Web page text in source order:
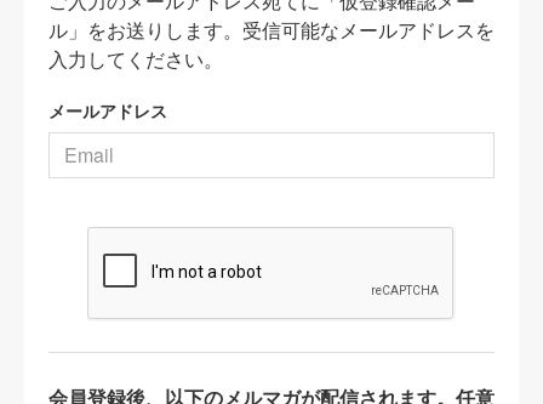
ル」をお送りします。受信可能なメールアドレスを
入力してください。
メールアドレス
会員登録後、以下のメルマガが配信されます。任意